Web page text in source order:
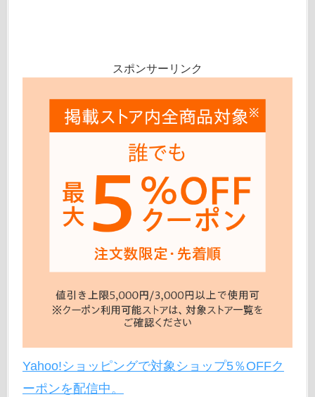
スポンサーリンク
Yahoo!ショッピングで対象ショップ5％OFFク
ーポンを配信中。